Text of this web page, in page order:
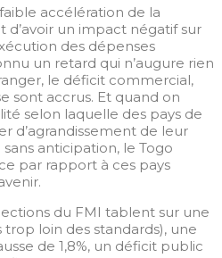
accélération de la
d’avoir un impact négatif sur
des dépenses
un retard qui n’augure rien
le déficit commercial,
sont accrus. Et quand on
selon laquelle des pays de
d’agrandissement de leur
anticipation, le Togo
par rapport à ces pays
du FMI tablent sur une
trop loin des standards), une
de 1,8%, un déficit public